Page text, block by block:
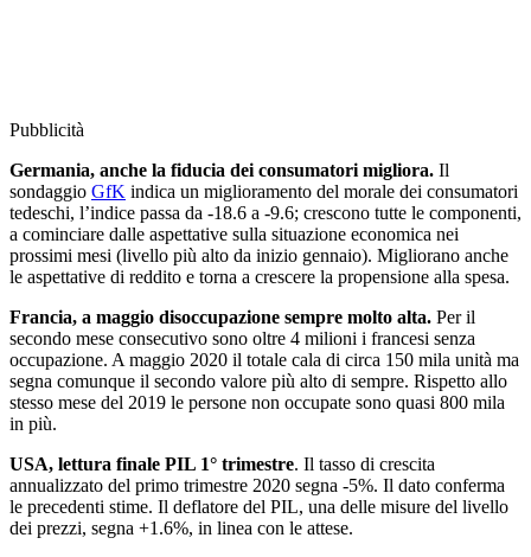
Pubblicità
Germania, anche la fiducia dei consumatori migliora. Il
sondaggio GfK indica un miglioramento del morale dei consumatori
tedeschi, l’indice passa da -18.6 a -9.6; crescono tutte le componenti,
a cominciare dalle aspettative sulla situazione economica nei
prossimi mesi (livello più alto da inizio gennaio). Migliorano anche
le aspettative di reddito e torna a crescere la propensione alla spesa.
Francia, a maggio disoccupazione sempre molto alta. Per il
secondo mese consecutivo sono oltre 4 milioni i francesi senza
occupazione. A maggio 2020 il totale cala di circa 150 mila unità ma
segna comunque il secondo valore più alto di sempre. Rispetto allo
stesso mese del 2019 le persone non occupate sono quasi 800 mila
in più.
USA, lettura finale PIL 1° trimestre. Il tasso di crescita
annualizzato del primo trimestre 2020 segna -5%. Il dato conferma
le precedenti stime. Il deflatore del PIL, una delle misure del livello
dei prezzi, segna +1.6%, in linea con le attese.